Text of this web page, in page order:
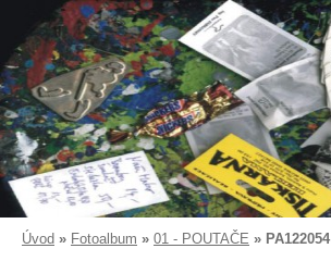
Úvod » Fotoalbum » 01 - POUTAČE » PA122054